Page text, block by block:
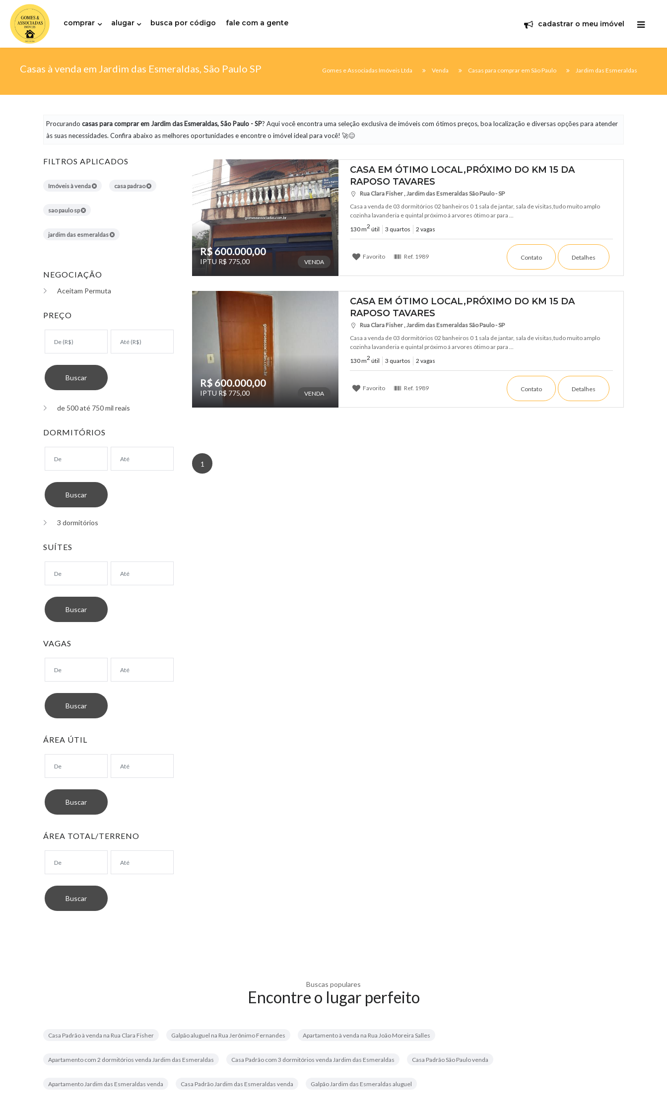
comprar alugar busca por código fale com a gente cadastrar o meu imóvel
Casas à venda em Jardim das Esmeraldas, São Paulo SP Gomes e Associadas Imóveis Ltda Venda Casas para comprar em São Paulo Jardim das Esmeraldas
Procurando casaspara comprar em Jardim das Esmeraldas, São Paulo - SP? Aqui você encontra uma seleção exclusiva de imóveis com ótimos preços, boa localização e diversas opções para atender
às suas necessidades. Confira abaixo as melhores oportunidades e encontre o imóvel ideal para você! 🚀😊
FILTROS APLICADOS
Imóveis à venda casa padrao
sao paulo sp
jardim das esmeraldas
NEGOCIAÇÃO
Aceitam Permuta
PREÇO
de 500 até 750 mil reais
DORMITÓRIOS
3 dormitórios
SUÍTES
VAGAS
ÁREA ÚTIL
ÁREA TOTAL/TERRENO
R$ 600.000,00
IPTU R$ 775,00 VENDA
CASA EM ÓTIMO LOCAL,PRÓXIMO DO KM 15 DA
RAPOSO TAVARES
Rua Clara Fisher , Jardim das Esmeraldas São Paulo - SP
Casa a venda de 03 dormitórios 02 banheiros 0 1 sala de jantar, sala de visitas,tudo muito amplo
cozinha lavanderia e quintal próximo á arvores ótimo ar para ...
130 m2 útil 3 quartos 2 vagas
Favorito Ref. 1989 Detalhes
Contato
R$ 600.000,00
IPTU R$ 775,00 VENDA
CASA EM ÓTIMO LOCAL,PRÓXIMO DO KM 15 DA
RAPOSO TAVARES
Rua Clara Fisher , Jardim das Esmeraldas São Paulo - SP
Casa a venda de 03 dormitórios 02 banheiros 0 1 sala de jantar, sala de visitas,tudo muito amplo
cozinha lavanderia e quintal próximo á arvores ótimo ar para ...
130 m2 útil 3 quartos 2 vagas
Favorito Ref. 1989 Detalhes
Contato
1
Buscas populares
Encontre o lugar perfeito
Casa Padrão à venda na Rua Clara Fisher Galpão aluguel na Rua Jerônimo Fernandes Apartamento à venda na Rua João Moreira Salles
Apartamento com 2 dormitórios venda Jardim das Esmeraldas Casa Padrão com 3 dormitórios venda Jardim das Esmeraldas Casa Padrão São Paulo venda
Apartamento Jardim das Esmeraldas venda Casa Padrão Jardim das Esmeraldas venda Galpão Jardim das Esmeraldas aluguel